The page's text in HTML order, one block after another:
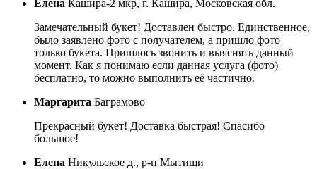
Елена Кашира-2 мкр, г. Кашира, Московская обл.
Замечательный букет! Доставлен быстро. Единственное,
было заявлено фото с получателем, а пришло фото
только букета. Пришлось звонить и выяснять данный
момент. Как я понимаю если данная услуга (фото)
бесплатно, то можно выполнить её частично.
Маргарита Баграмово
Прекрасный букет! Доставка быстрая! Спасибо
большое!
Елена Никульское д., р-н Мытищи